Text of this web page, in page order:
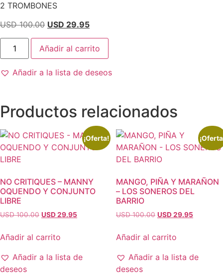
2 TROMBONES
USD 100.00 El
precio
original
era:
USD
USD 29.95El
precio
actual
es:
USD
PORQUE
SUFRES
CONJUNTO
OQUENDO
cantidad
Añadir al carrito
Añadir a la lista de deseos
Productos relacionados
¡Oferta!
NO CRITIQUES – MANNY
OQUENDO Y CONJUNTO
LIBRE
USD 100.00 El
original
USD
USD 29.95El
USD
Añadir al carrito
Añadir a la lista de
deseos
MANGO, PIÑA Y MARAÑON
– LOS SONEROS DEL
BARRIO
USD 100.00 El
original
USD
USD 29.95El
USD
Añadir al carrito
Añadir a la lista de
deseos